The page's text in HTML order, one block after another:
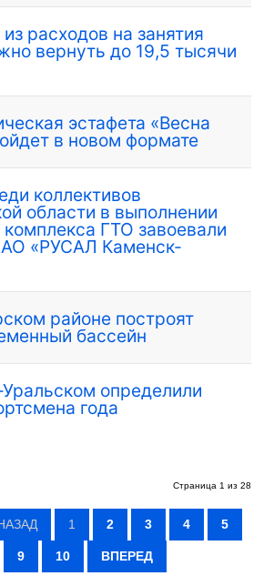
расходов на занятия
вернуть до 19,5 тысячи
эстафета «Весна
в новом формате
коллективов
области в выполнении
ГТО завоевали
АО «РУСАЛ Каменск-
районе построят
бассейн
определили
года
Страница 1 из 28
1 2 3 4 5
9 10 ВПЕРЕД